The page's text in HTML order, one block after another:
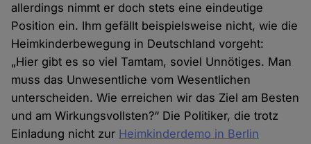
allerdings nimmt er doch stets eine eindeutige
Position ein. Ihm gefällt beispielsweise nicht, wie die
Heimkinderbewegung in Deutschland vorgeht:
„Hier gibt es so viel Tamtam, soviel Unnötiges. Man
muss das Unwesentliche vom Wesentlichen
unterscheiden. Wie erreichen wir das Ziel am Besten
und am Wirkungsvollsten?“ Die Politiker, die trotz
Einladung nicht zur Heimkinderdemo in Berlin